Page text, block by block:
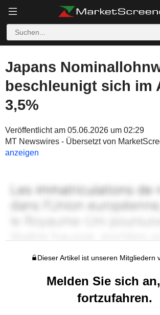
Japans
beschleunigt sich im
3,5%
Veröffentlicht am 05.06.2026 um 02:29
MT Newswires - Übersetzt von
anzeigen
Dieser Artikel ist unseren Mitgliedern
Melden Sie sich
fortzufahren.